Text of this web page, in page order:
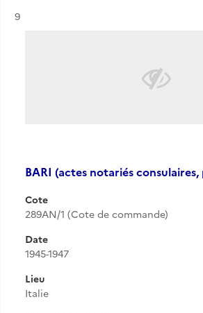
Résultat n°
9
BARI (actes notariés
Cote
289AN/1 (Cote de commande)
Date
1945-1947
Lieu
Italie